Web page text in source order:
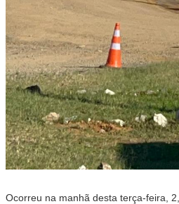
Ocorreu na manhã desta terça-feira,